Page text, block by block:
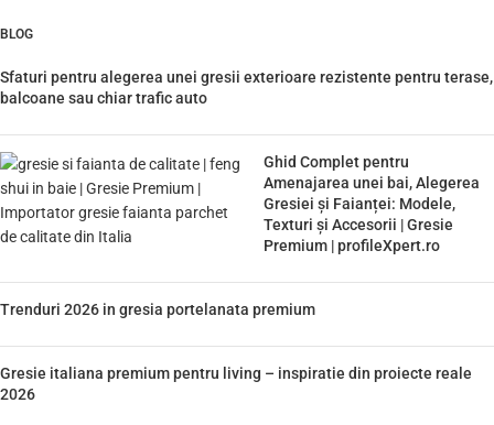
BLOG
Sfaturi pentru alegerea unei gresii exterioare rezistente pentru terase,
balcoane sau chiar trafic auto
Ghid Complet pentru
Amenajarea unei bai, Alegerea
Gresiei și Faianței: Modele,
Texturi și Accesorii | Gresie
Premium | profileXpert.ro
Trenduri 2026 in gresia portelanata premium
Gresie italiana premium pentru living – inspiratie din proiecte reale
2026